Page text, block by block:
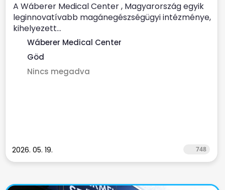
A Wáberer Medical Center , Magyarország egyik
leginnovatívabb magánegészségügyi intézménye,
kihelyezett...
Wáberer Medical Center
Göd
Nincs megadva
2026. 05. 19. 748